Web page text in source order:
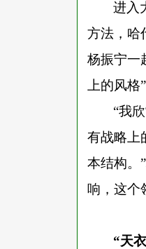
进入
方法，哈
杨振宁一
上的风格”
“我
有战略上
本结构。
响，这个
“天